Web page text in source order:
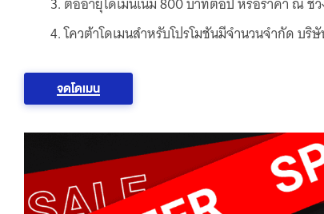
โควต้าโดเมนสำหรับโปรโมชันมีจำนวนจำกัด บ
จดโดเมน